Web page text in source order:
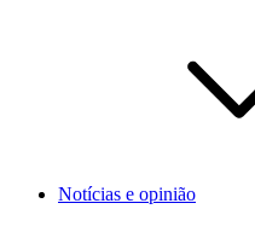
Notícias e opinião